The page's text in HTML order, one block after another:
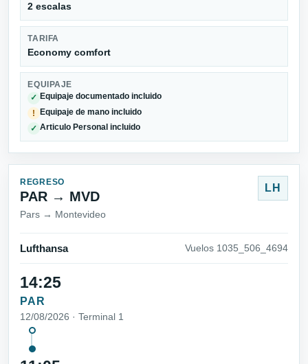
2 escalas
TARIFA
Economy comfort
EQUIPAJE
✓ Equipaje documentado incluido
! Equipaje de mano incluido
✓ Articulo Personal incluido
REGRESO
PAR → MVD
Pars → Montevideo
LH
Lufthansa Vuelos 1035_506_4694
14:25
PAR
12/08/2026 · Terminal 1